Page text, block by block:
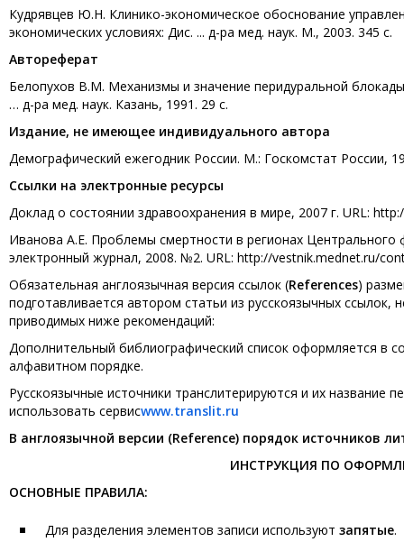
Кудрявцев Ю.Н. Клинико-экономическое обоснование
экономических условиях: Дис. ... д-ра мед. наук. М., 2003. 345 с.
Автореферат
Белопухов В.М. Механизмы и значение перидуральной
… д-ра мед. наук. Казань, 1991. 29 с.
Издание, не имеющее индивидуального автора
Демографический ежегодник России. М.: Госкомстат России,
Ссылки на электронные ресурсы
Доклад о состоянии здравоохранения в мире, 2007 г. URL:
Иванова А.Е. Проблемы смертности в регионах
электронный журнал, 2008. №2. URL: http://vestnik.mednet.ru/
Обязательная англоязычная версия ссылок (References)
подготавливается автором статьи из русскоязычных
приводимых ниже рекомендаций:
Дополнительный библиографический список оформляется в
алфавитном порядке.
Русскоязычные источники транслитерируются и их название
использовать сервисwww.translit.ru
В англоязычной версии (Reference) порядок источников
ИНСТРУКЦИЯ ПО
ОСНОВНЫЕ ПРАВИЛА:
Для разделения элементов записи используют запятые.